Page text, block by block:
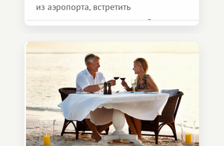
из аэропорта, встретить
представителя транспортной
и спокойно доехать до курорта.